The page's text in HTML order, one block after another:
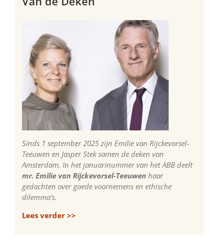
Sinds 1 september 2025 zijn Emilie van Rijckevorsel-
Teeuwen en Jasper Stek samen de deken van
Amsterdam. In het januarinummer van het ABB deelt
mr. Emilie van Rijckevorsel-Teeuwen haar
gedachten over goede voornemens en ethische
dilemma’s.
Lees verder >>